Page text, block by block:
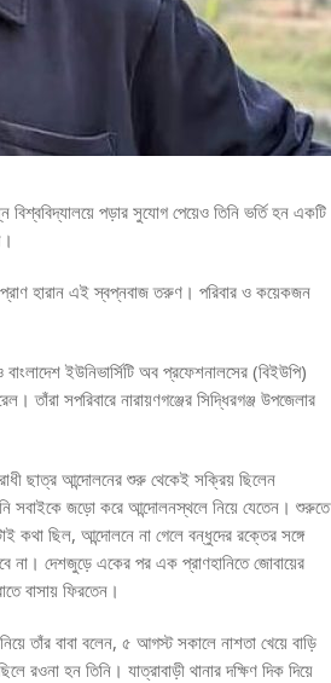
পড়ার সুযোগ পেয়েও তিনি ভর্তি হন একটি
প্রাণ হারান এই স্বপ্নবাজ তরুণ। পরিবার ও কয়েকজন
ইউনিভার্সিটি অব প্রফেশনালসের (বিইউপি)
তাঁরা সপরিবারে নারায়ণগঞ্জের সিদ্ধিরগঞ্জ উপজেলার
ছাত্র আন্দোলনের শুরু থেকেই সক্রিয় ছিলেন
সবাইকে জড়ো করে আন্দোলনস্থলে নিয়ে যেতেন। শুরুতে
কথা ছিল, আন্দোলনে না গেলে বন্ধুদের রক্তের সঙ্গে
না। দেশজুড়ে একের পর এক প্রাণহানিতে জোবায়ের
বাসায় ফিরতেন।
তাঁর বাবা বলেন, ৫ আগস্ট সকালে নাশতা খেয়ে বাড়ি
রওনা হন তিনি। যাত্রাবাড়ী থানার দক্ষিণ দিক দিয়ে